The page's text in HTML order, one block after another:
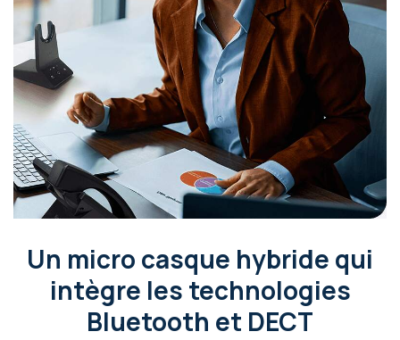
Un micro casque hybride qui
intègre les technologies
Bluetooth et DECT